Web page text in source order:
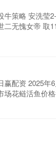
牛策略 安洗莹
二无愧女帝 取
赢配资 2025年
场花鲢活鱼价